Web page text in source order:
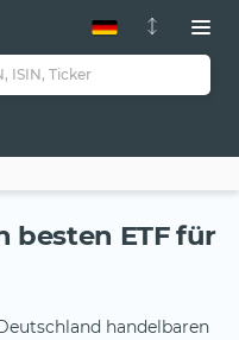
besten ETF für
handelbaren